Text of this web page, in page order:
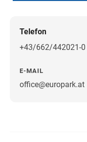
Telefon
+43/662/442021-0
E-MAIL
office@europark.at